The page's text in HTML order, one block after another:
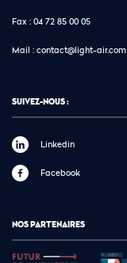
Fax : 04 72 85 00 05
Mail : contact@light-air.com
SUIVEZ-NOUS :
Linkedin
Facebook
NOS PARTENAIRES